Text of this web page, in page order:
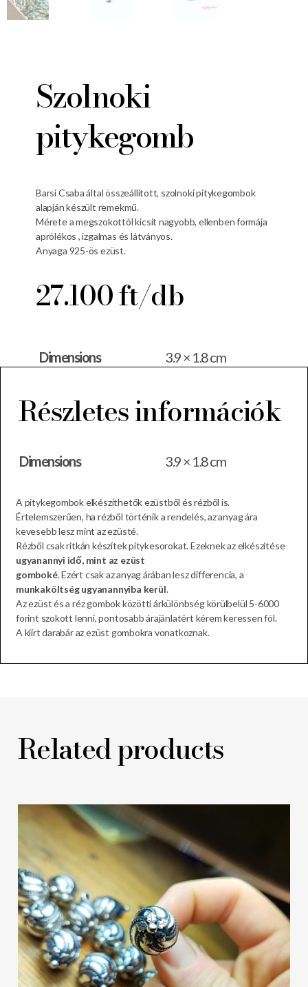
Szolnoki
pitykegomb
Barsi Csaba által összeállított, szolnoki pitykegombok
alapján készült remekmű.
Mérete a megszokottól kicsit nagyobb, ellenben formája
aprólékos , izgalmas és látványos.
Anyaga 925-ös ezüst.
27.100 ft/db
Dimensions 3.9 × 1.8 cm
Részletes információk
Dimensions 3.9 × 1.8 cm
A pitykegombok elkészíthetők ezüstből és rézből is.
Értelemszerűen, ha rézből történik a rendelés, az anyag ára
kevesebb lesz mint az ezüsté.
Rézből csak ritkán készítek pitykesorokat. Ezeknek az elkészítése
ugyanannyi idő, mint az ezüst
gomboké. Ezért csak az anyag árában lesz differencia, a
munkaköltség ugyanannyiba kerül.
Az ezüst és a réz gombok közötti árkülönbség körülbelül 5-6000
forint szokott lenni, pontosabb árajánlatért kérem keressen föl.
A kiírt darabár az ezüst gombokra vonatkoznak.
Related products